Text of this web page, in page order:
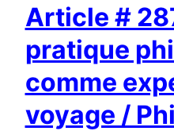
Article #
pratique
comme
voyage /